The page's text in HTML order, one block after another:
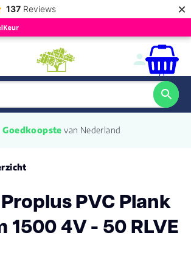
137 Reviews ×
0
Goedkoopste van Nederland
PVC Plank
1500 4V - 50 RLVE